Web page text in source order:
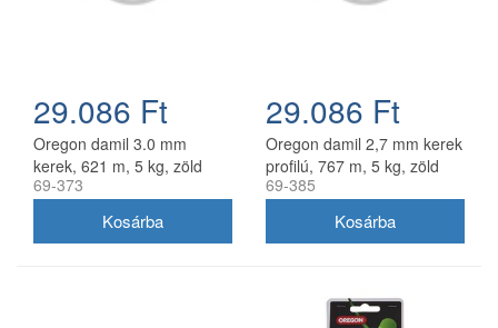
29.086 Ft
Oregon damil 3.0 mm
kerek, 621 m, 5 kg, zöld
69-373
29.086 Ft
Oregon damil 2,7 mm kerek
profilú, 767 m, 5 kg, zöld
69-385